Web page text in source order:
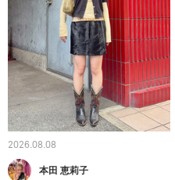
2026.08.08
本田 恵莉子